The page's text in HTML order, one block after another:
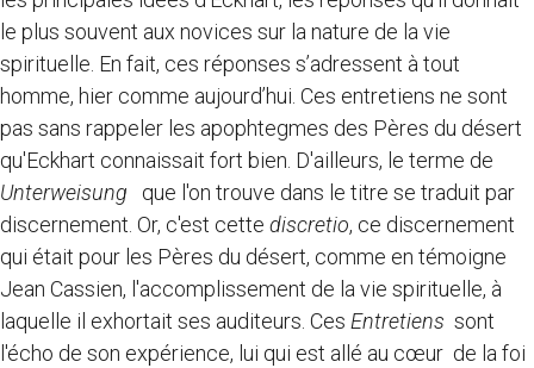
le plus souvent aux novices sur la nature de la vie
spirituelle. En fait, ces réponses s’adressent à tout
homme, hier comme aujourd’hui. Ces entretiens ne sont
pas sans rappeler les apophtegmes des Pères du désert
qu'Eckhart connaissait fort bien. D'ailleurs, le terme de
Unterweisung
que l'on trouve dans le titre se traduit par
discernement. Or, c'est cette discretio, ce discernement
qui était pour les Pères du désert, comme en témoigne
Jean Cassien, l'accomplissement de la vie spirituelle, à
laquelle il exhortait ses auditeurs. Ces Entretiens sont
l'écho de son expérience, lui qui est allé au cœur de la foi